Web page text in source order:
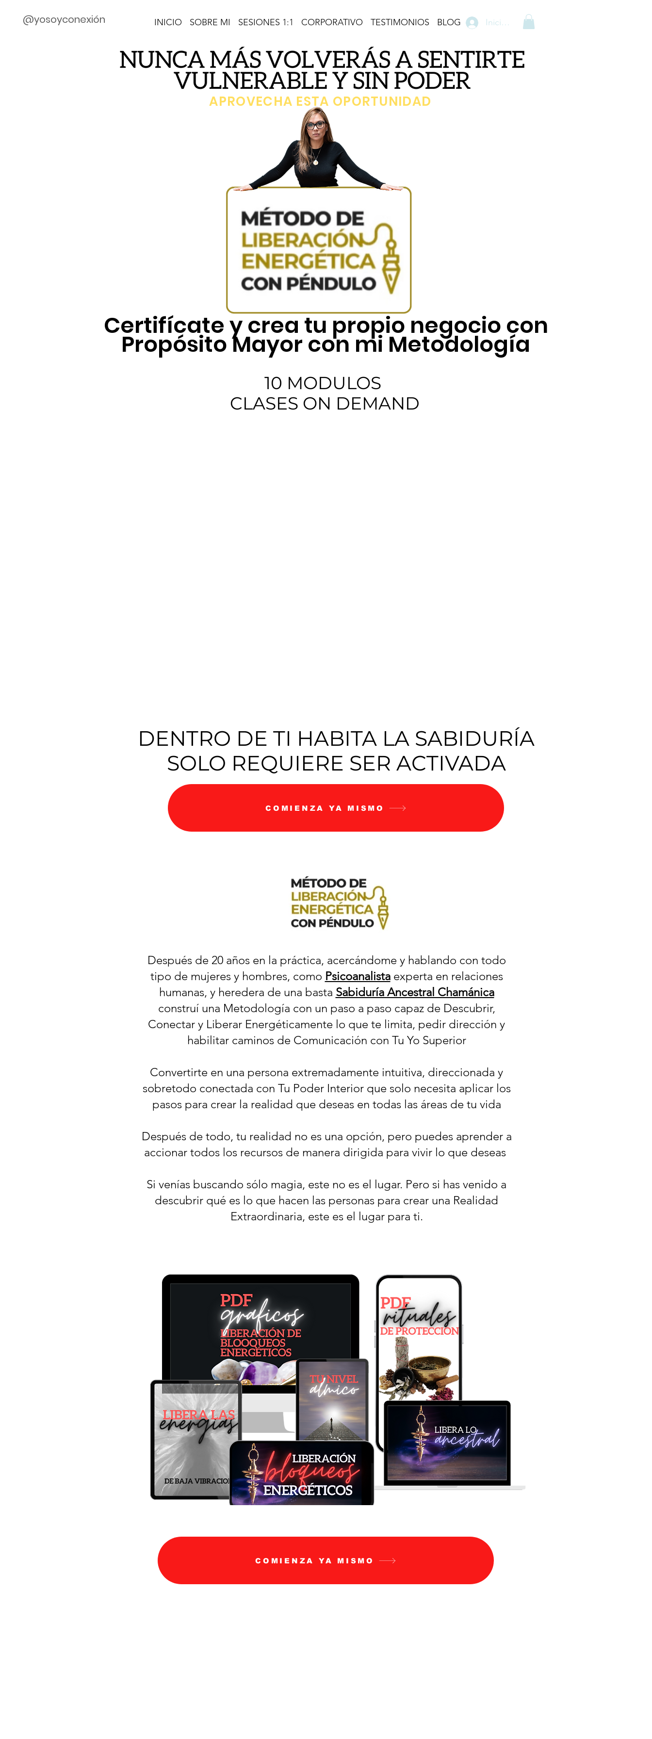
@yosoyconexión INICIO SOBRE MI SESIONES 1:1 CORPORATIVO TESTIMONIOS BLOG Iniciar sesión
APROVECHA ESTA OPORTUNIDAD
Certifícate y crea tu propio negocio con
Propósito Mayor con mi Metodología
10 MODULOS
CLASES ON DEMAND
DENTRO DE TI HABITA LA SABIDURÍA
SOLO REQUIERE SER ACTIVADA
COMIENZA YA MISMO
Después de 20 años en la práctica, acercándome y hablando con todo
tipo de mujeres y hombres, como Psicoanalista experta en relaciones
humanas, y heredera de una basta Sabiduría Ancestral Chamánica
construí una Metodología con un paso a paso capaz de Descubrir,
Conectar y Liberar Energéticamente lo que te limita, pedir dirección y
habilitar caminos de Comunicación con Tu Yo Superior
Convertirte en una persona extremadamente intuitiva, direccionada y
sobretodo conectada con Tu Poder Interior que solo necesita aplicar los
pasos para crear la realidad que deseas en todas las áreas de tu vida
Después de todo, tu realidad no es una opción, pero puedes aprender a
accionar todos los recursos de manera dirigida para vivir lo que deseas
Si venías buscando sólo magia, este no es el lugar. Pero si has venido a
descubrir qué es lo que hacen las personas para crear una Realidad
Extraordinaria, este es el lugar para ti.
COMIENZA YA MISMO